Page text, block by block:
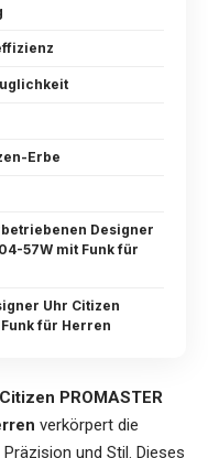
Erbe
Designer
57W mit Funk für
Uhr Citizen
Funk für Herren
PROMASTER
verkörpert die
und Stil. Dieses